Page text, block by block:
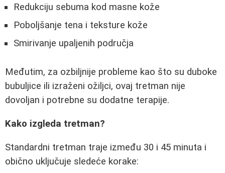
Redukciju sebuma kod masne kože
Poboljšanje tena i teksture kože
Smirivanje upaljenih područja
Međutim, za ozbiljnije probleme kao što su duboke
bubuljice ili izraženi ožiljci, ovaj tretman nije
dovoljan i potrebne su dodatne terapije.
Kako izgleda tretman?
Standardni tretman traje između 30 i 45 minuta i
obično uključuje sledeće korake: